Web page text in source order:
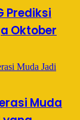
Prediksi
Oktober
Muda